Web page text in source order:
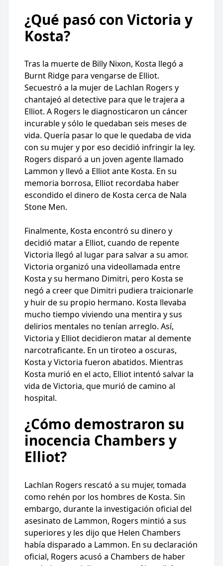
¿Qué pasó con Victoria y
Kosta?
Tras la muerte de Billy Nixon, Kosta llegó a
Burnt Ridge para vengarse de Elliot.
Secuestró a la mujer de Lachlan Rogers y
chantajeó al detective para que le trajera a
Elliot. A Rogers le diagnosticaron un cáncer
incurable y sólo le quedaban seis meses de
vida. Quería pasar lo que le quedaba de vida
con su mujer y por eso decidió infringir la ley.
Rogers disparó a un joven agente llamado
Lammon y llevó a Elliot ante Kosta. En su
memoria borrosa, Elliot recordaba haber
escondido el dinero de Kosta cerca de Nala
Stone Men.
Finalmente, Kosta encontró su dinero y
decidió matar a Elliot, cuando de repente
Victoria llegó al lugar para salvar a su amor.
Victoria organizó una videollamada entre
Kosta y su hermano Dimitri, pero Kosta se
negó a creer que Dimitri pudiera traicionarle
y huir de su propio hermano. Kosta llevaba
mucho tiempo viviendo una mentira y sus
delirios mentales no tenían arreglo. Así,
Victoria y Elliot decidieron matar al demente
narcotraficante. En un tiroteo a oscuras,
Kosta y Victoria fueron abatidos. Mientras
Kosta murió en el acto, Elliot intentó salvar la
vida de Victoria, que murió de camino al
hospital.
¿Cómo demostraron su
inocencia Chambers y
Elliot?
Lachlan Rogers rescató a su mujer, tomada
como rehén por los hombres de Kosta. Sin
embargo, durante la investigación oficial del
asesinato de Lammon, Rogers mintió a sus
superiores y les dijo que Helen Chambers
había disparado a Lammon. En su declaración
oficial, Rogers acusó a Chambers de haber